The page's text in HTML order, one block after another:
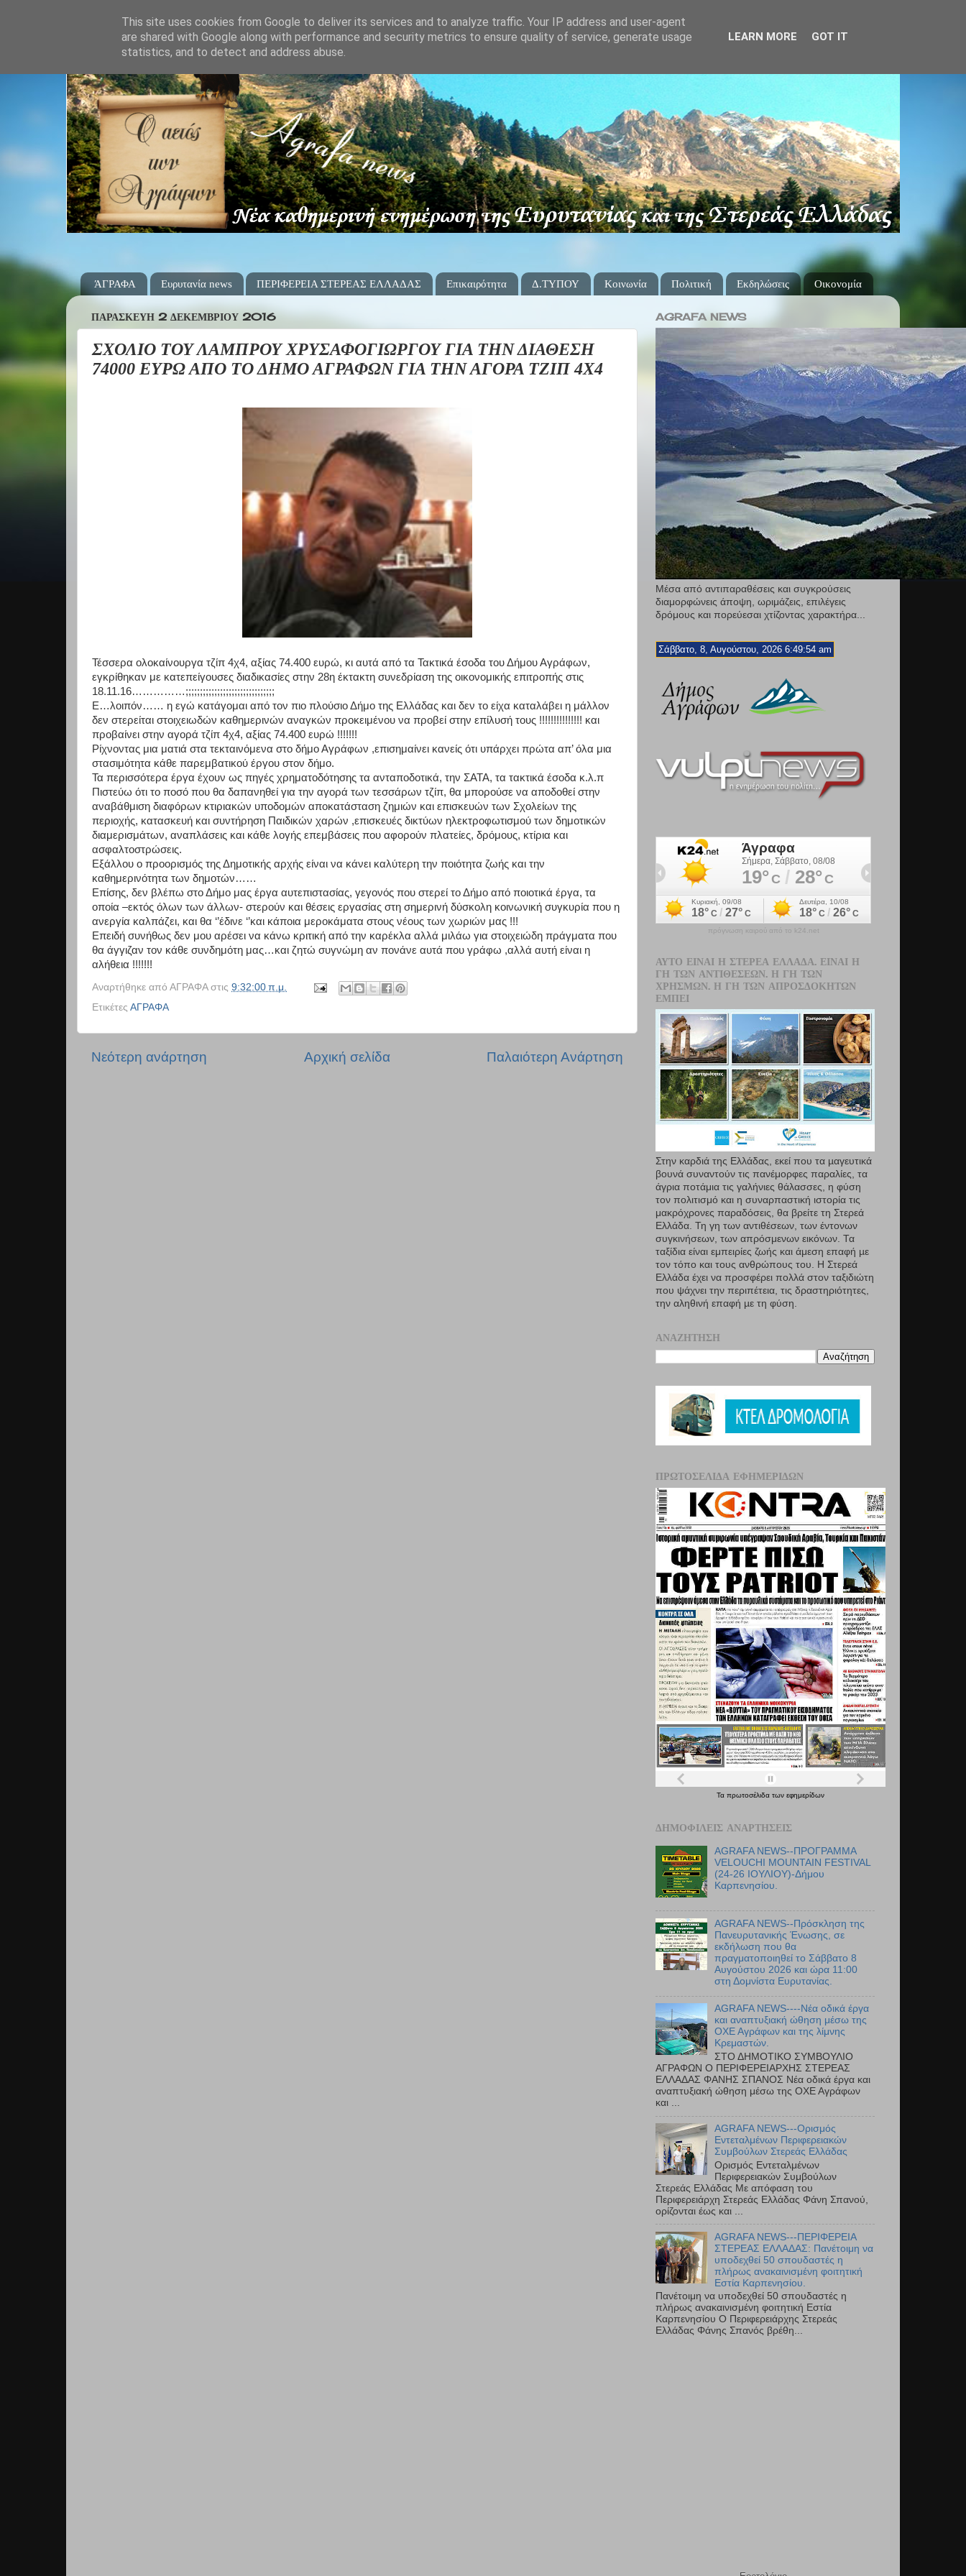
ΆΓΡΑΦΑ Ευρυτανία news ΠΕΡΙΦΕΡΕΙΑ ΣΤΕΡΕΑΣ ΕΛΛΑΔΑΣ Επικαιρότητα Δ.ΤΥΠΟΥ Κοινωνία Πολιτική Εκδηλώσεις Οικονομία
ΠΑΡΑΣΚΕΥΉ 2 ΔΕΚΕΜΒΡΊΟΥ 2016
ΣΧΟΛΙΟ ΤΟΥ ΛΑΜΠΡΟΥ ΧΡΥΣΑΦΟΓΙΩΡΓΟΥ ΓΙΑ ΤΗΝ ΔΙΑΘΕΣΗ
74000 ΕΥΡΩ ΑΠΟ ΤΟ ΔΗΜΟ ΑΓΡΑΦΩΝ ΓΙΑ ΤΗΝ ΑΓΟΡΑ ΤΖΙΠ 4Χ4
Τέσσερα ολοκαίνουργα τζίπ 4χ4, αξίας 74.400 ευρώ, κι αυτά από τα Τακτικά έσοδα του Δήμου Αγράφων,
εγκρίθηκαν με κατεπείγουσες διαδικασίες στην 28η έκτακτη συνεδρίαση της οικονομικής επιτροπής στις
18.11.16……………;;;;;;;;;;;;;;;;;;;;;;;;;;;;;;;
E…λοιπόν…… η εγώ κατάγομαι από τον πιο πλούσιο Δήμο της Ελλάδας και δεν το είχα καταλάβει η μάλλον
δεν στερείται στοιχειωδών καθημερινών αναγκών προκειμένου να προβεί στην επίλυσή τους !!!!!!!!!!!!!!! και
προβαίνει στην αγορά τζίπ 4χ4, αξίας 74.400 ευρώ !!!!!!!
Ρίχνοντας μια ματιά στα τεκταινόμενα στο δήμο Αγράφων ,επισημαίνει κανείς ότι υπάρχει πρώτα απ’ όλα μια
στασιμότητα κάθε παρεμβατικού έργου στον δήμο.
Τα περισσότερα έργα έχουν ως πηγές χρηματοδότησης τα ανταποδοτικά, την ΣΑΤΑ, τα τακτικά έσοδα κ.λ.π
Πιστεύω ότι το ποσό που θα δαπανηθεί για την αγορά των τεσσάρων τζίπ, θα μπορούσε να αποδοθεί στην
αναβάθμιση διαφόρων κτιριακών υποδομών αποκατάσταση ζημιών και επισκευών των Σχολείων της
περιοχής, κατασκευή και συντήρηση Παιδικών χαρών ,επισκευές δικτύων ηλεκτροφωτισμού των δημοτικών
διαμερισμάτων, αναπλάσεις και κάθε λογής επεμβάσεις που αφορούν πλατείες, δρόμους, κτίρια και
ασφαλτοστρώσεις.
Εξάλλου ο προορισμός της Δημοτικής αρχής είναι να κάνει καλύτερη την ποιότητα ζωής και την
καθημερινότητα των δημοτών……
Επίσης, δεν βλέπω στο Δήμο μας έργα αυτεπιστασίας, γεγονός που στερεί το Δήμο από ποιοτικά έργα, τα
οποία –εκτός όλων των άλλων- στερούν και θέσεις εργασίας στη σημερινή δύσκολη κοινωνική συγκυρία που η
ανεργία καλπάζει, και θα ‘’έδινε ‘’και κάποια μεροκάματα στους νέους των χωριών μας !!!
Επειδή συνήθως δεν μου αρέσει να κάνω κριτική από την καρέκλα αλλά μιλάω για στοιχειώδη πράγματα που
θα άγγιζαν τον κάθε συνδημότη μας…και ζητώ συγνώμη αν πονάνε αυτά που γράφω ,αλλά αυτή είναι η
αλήθεια !!!!!!!
Αναρτήθηκε από ΑΓΡΑΦΑ στις 9:32:00 π.μ.
Ετικέτες ΑΓΡΑΦΑ
Νεότερη ανάρτηση Παλαιότερη Ανάρτηση
Αρχική σελίδα
AGRAFA NEWS
Μέσα από αντιπαραθέσεις και συγκρούσεις
διαμορφώνεις άποψη, ωριμάζεις, επιλέγεις
δρόμους και πορεύεσαι χτίζοντας χαρακτήρα...
Σάββατο, 8, Αυγούστου, 2026 6:49:56 am
πρόγνωση καιρού από το k24.net
ΑΥΤΌ ΕΊΝΑΙ Η ΣΤΕΡΕΆ ΕΛΛΆΔΑ. ΕΊΝΑΙ Η
ΓΗ ΤΩΝ ΑΝΤΙΘΈΣΕΩΝ. Η ΓΗ ΤΩΝ
ΧΡΗΣΜΏΝ. Η ΓΗ ΤΩΝ ΑΠΡΟΣΔΌΚΗΤΩΝ
ΕΜΠΕΙ
Στην καρδιά της Ελλάδας, εκεί που τα µαγευτικά
βουνά συναντούν τις πανέμορφες παραλίες, τα
άγρια ποτάμια τις γαλήνιες θάλασσες, η φύση
τον πολιτισμό και η συναρπαστική ιστορία τις
μακρόχρονες παραδόσεις, θα βρείτε τη Στερεά
Ελλάδα. Τη γη των αντιθέσεων, των έντονων
συγκινήσεων, των απρόσμενων εικόνων. Τα
ταξίδια είναι εμπειρίες ζωής και άμεση επαφή µε
τον τόπο και τους ανθρώπους του. Η Στερεά
Ελλάδα έχει να προσφέρει πολλά στον ταξιδιώτη
που ψάχνει την περιπέτεια, τις δραστηριότητες,
την αληθινή επαφή µε τη φύση.
ΑΝΑΖΉΤΗΣΗ
ΠΡΩΤΟΣΈΛΙΔΑ ΕΦΗΜΕΡΊΔΩΝ
Τα πρωτοσέλιδα των εφημερίδων
ΔΗΜΟΦΙΛΕΊΣ ΑΝΑΡΤΉΣΕΙΣ
AGRAFA NEWS--ΠΡΟΓΡΑΜΜΑ
VELOUCHI MOUNTAIN FESTIVAL
(24-26 ΙΟΥΛΙΟΥ)-Δήμου
Καρπενησίου.
AGRAFA NEWS--Πρόσκληση της
Πανευρυτανικής Ένωσης, σε
εκδήλωση που θα
πραγματοποιηθεί το Σάββατο 8
Αυγούστου 2026 και ώρα 11:00
στη Δομνίστα Ευρυτανίας.
AGRAFA NEWS----Νέα οδικά έργα
και αναπτυξιακή ώθηση μέσω της
ΟΧΕ Αγράφων και της λίμνης
Κρεμαστών.
ΣΤΟ ΔΗΜΟΤΙΚΟ ΣΥΜΒΟΥΛΙΟ
ΑΓΡΑΦΩΝ Ο ΠΕΡΙΦΕΡΕΙΑΡΧΗΣ ΣΤΕΡΕΑΣ
ΕΛΛΑΔΑΣ ΦΑΝΗΣ ΣΠΑΝΟΣ Νέα οδικά έργα και
αναπτυξιακή ώθηση μέσω της ΟΧΕ Αγράφων
και ...
AGRAFA NEWS---Ορισμός
Εντεταλμένων Περιφερειακών
Συμβούλων Στερεάς Ελλάδας
Ορισμός Εντεταλμένων
Περιφερειακών Συμβούλων
Στερεάς Ελλάδας Με απόφαση του
Περιφερειάρχη Στερεάς Ελλάδας Φάνη Σπανού,
ορίζονται έως και ...
AGRAFA NEWS---ΠΕΡΙΦΕΡΕΙΑ
ΣΤΕΡΕΑΣ ΕΛΛΑΔΑΣ: Πανέτοιμη να
υποδεχθεί 50 σπουδαστές η
πλήρως ανακαινισμένη φοιτητική
Εστία Καρπενησίου.
Πανέτοιμη να υποδεχθεί 50 σπουδαστές η
πλήρως ανακαινισμένη φοιτητική Εστία
Καρπενησίου Ο Περιφερειάρχης Στερεάς
Ελλάδας Φάνης Σπανός βρέθη...
This site uses cookies from Google to deliver its services and to analyze traffic. Your IP address and user-agent
are shared with Google along with performance and security metrics to ensure quality of service, generate usage
statistics, and to detect and address abuse.
LEARN MORE GOT IT